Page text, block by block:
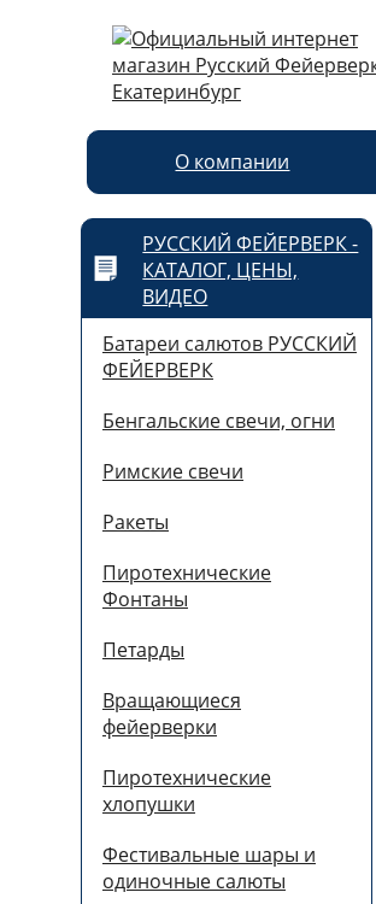
О компании
РУССКИЙ ФЕЙЕРВЕРК -
КАТАЛОГ, ЦЕНЫ,
ВИДЕО
Батареи салютов РУССКИЙ
ФЕЙЕРВЕРК
Бенгальские свечи, огни
Римские свечи
Ракеты
Пиротехнические
Фонтаны
Петарды
Вращающиеся
фейерверки
Пиротехнические
хлопушки
Фестивальные шары и
одиночные салюты